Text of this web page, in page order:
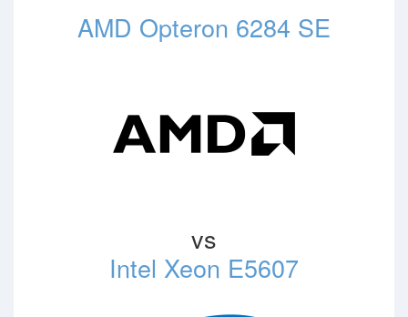
AMD Opteron 6284 SE
vs
Intel Xeon E5607